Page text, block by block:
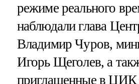
режиме реального
наблюдали глава
Владимир Чуров,
Игорь Щеголев, а
приглашенные в ЦИК